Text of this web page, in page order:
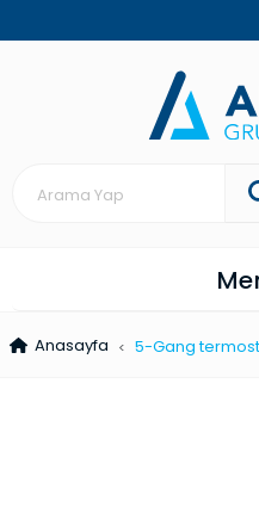
Anasayfa 5-Gang